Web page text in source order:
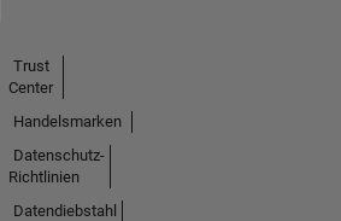
Trust
Center
Handelsmarken
Datenschutz-
Richtlinien
Datendiebstahl